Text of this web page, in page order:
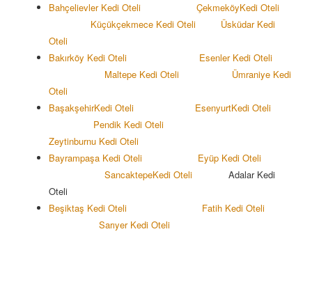
Bahçelievler Kedi Oteli
ÇekmeköyKedi Oteli
Küçükçekmece Kedi Oteli
Üsküdar Kedi
Oteli
Bakırköy Kedi Oteli
Esenler Kedi Oteli
Maltepe Kedi Oteli
Ümraniye Kedi
Oteli
BaşakşehirKedi Oteli EsenyurtKedi Oteli
Pendik Kedi Oteli
Zeytinburnu Kedi Oteli
Bayrampaşa Kedi Oteli
Eyüp Kedi Oteli
SancaktepeKedi Oteli Adalar Kedi
Oteli
Beşiktaş Kedi Oteli
Fatih Kedi Oteli
Sarıyer Kedi Oteli